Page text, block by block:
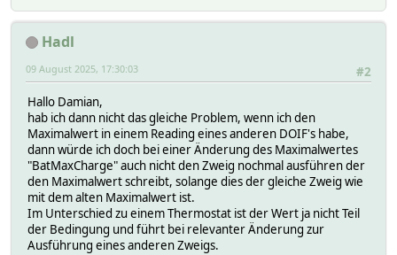
Hadl
#2
09 August 2025, 17:30:03
Hallo Damian,
hab ich dann nicht das gleiche Problem, wenn ich den
Maximalwert in einem Reading eines anderen DOIF's habe,
dann würde ich doch bei einer Änderung des Maximalwertes
"BatMaxCharge" auch nicht den Zweig nochmal ausführen der
den Maximalwert schreibt, solange dies der gleiche Zweig wie
mit dem alten Maximalwert ist.
Im Unterschied zu einem Thermostat ist der Wert ja nicht Teil
der Bedingung und führt bei relevanter Änderung zur
Ausführung eines anderen Zweigs.